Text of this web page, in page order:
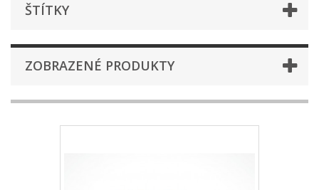
ŠTÍTKY
ZOBRAZENÉ PRODUKTY